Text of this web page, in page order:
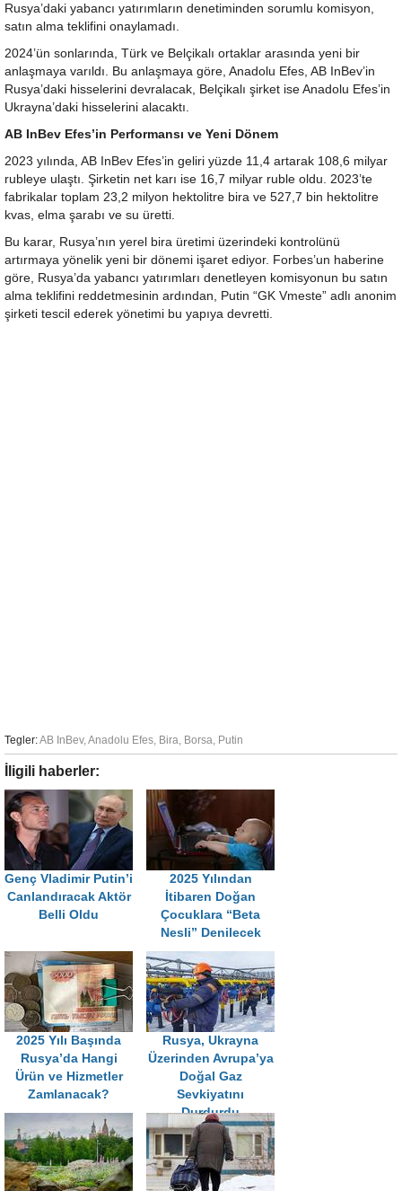
Rusya’daki yabancı yatırımların denetiminden sorumlu komisyon,
satın alma teklifini onaylamadı.
2024’ün sonlarında, Türk ve Belçikalı ortaklar arasında yeni bir
anlaşmaya varıldı. Bu anlaşmaya göre, Anadolu Efes, AB InBev’in
Rusya’daki hisselerini devralacak, Belçikalı şirket ise Anadolu Efes’in
Ukrayna’daki hisselerini alacaktı.
AB InBev Efes’in Performansı ve Yeni Dönem
2023 yılında, AB InBev Efes’in geliri yüzde 11,4 artarak 108,6 milyar
rubleye ulaştı. Şirketin net karı ise 16,7 milyar ruble oldu. 2023’te
fabrikalar toplam 23,2 milyon hektolitre bira ve 527,7 bin hektolitre
kvas, elma şarabı ve su üretti.
Bu karar, Rusya’nın yerel bira üretimi üzerindeki kontrolünü
artırmaya yönelik yeni bir dönemi işaret ediyor. Forbes’un haberine
göre, Rusya’da yabancı yatırımları denetleyen komisyonun bu satın
alma teklifini reddetmesinin ardından, Putin “GK Vmeste” adlı anonim
şirketi tescil ederek yönetimi bu yapıya devretti.
Tegler:AB InBev,Anadolu Efes, Bira, Borsa, Putin
İligili haberler:
Genç Vladimir Putin’i
Canlandıracak Aktör
Belli Oldu
2025 Yılından
İtibaren Doğan
Çocuklara “Beta
Nesli” Denilecek
2025 Yılı Başında
Rusya’da Hangi
Ürün ve Hizmetler
Zamlanacak?
Rusya, Ukrayna
Üzerinden Avrupa’ya
Doğal Gaz
Sevkiyatını
Durdurdu